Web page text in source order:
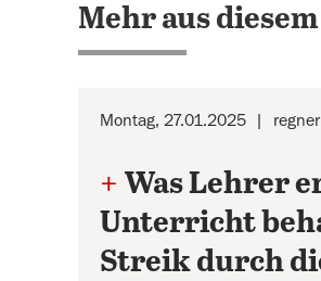
Mehr aus
Montag, 27.01.2025
+ Was Lehrer
Unterricht
Streik durch